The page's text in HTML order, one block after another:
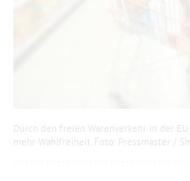
Durch den freien Warenverkehr in der
mehr Wahlfreiheit. Foto: Pressmaster /